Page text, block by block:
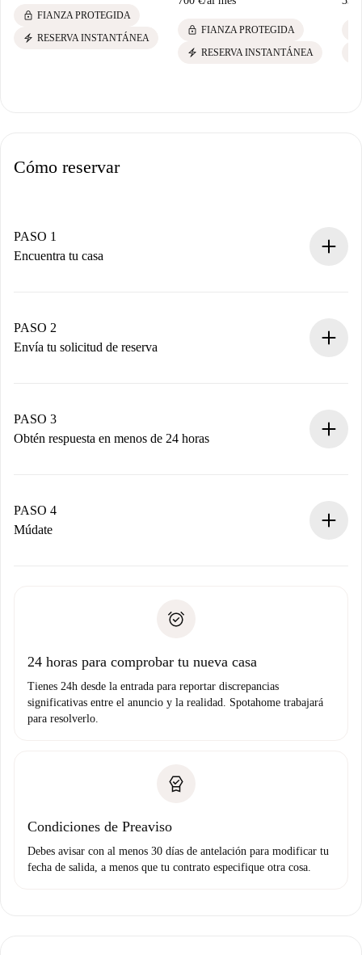
lock FIANZA PROTEGIDA
electric_bolt RESERVA INSTANTÁNEA
lock FIANZA PROTEGIDA
electric_bolt RESERVA INSTANTÁNEA
Cómo reservar
PASO 1
Encuentra tu casa
Tienes toda la información necesaria por adelantado.
PASO 2
Envía tu solicitud de reserva
propietario acepte.
PASO 3
Obtén respuesta en menos de 24 horas
contacto con el propietario.
Si es rechazada: No te haremos ningún cargo y te
Prueba de solvencia
PASO 4
Múdate
no nos comunicas ningún problema.
24 horas para comprobar tu nueva casa
Tienes 24h desde la entrada para reportar discrepancias
significativas entre el anuncio y la realidad. Spotahome trabajará
para resolverlo.
Condiciones de Preaviso
Debes avisar con al menos 30 días de antelación para modificar tu
fecha de salida, a menos que tu contrato especifique otra cosa.